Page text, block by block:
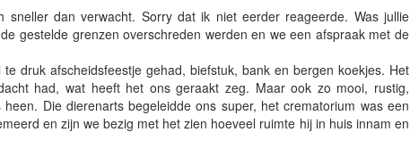
dan verwacht. Sorry dat ik niet eerder reageerde. Was jullie
gestelde grenzen overschreden werden en we een afspraak met de
druk afscheidsfeestje gehad, biefstuk, bank en bergen koekjes. Het
had, wat heeft het ons geraakt zeg. Maar ook zo mooi, rustig,
Die dierenarts begeleidde ons super, het crematorium was een
en zijn we bezig met het zien hoeveel ruimte hij in huis innam en